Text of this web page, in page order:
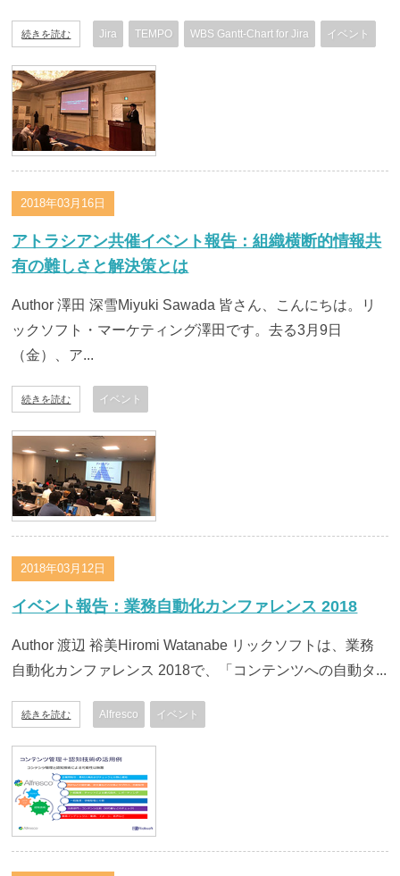
続きを読む Jira TEMPO WBS Gantt-Chart for Jira イベント
2018年03月16日
アトラシアン共催イベント報告：組織横断的情報共
有の難しさと解決策とは
Author 澤田 深雪Miyuki Sawada 皆さん、こんにちは。リ
ックソフト・マーケティング澤田です。去る3月9日
（金）、ア...
続きを読む イベント
2018年03月12日
イベント報告：業務自動化カンファレンス 2018
Author 渡辺 裕美Hiromi Watanabe リックソフトは、業務
自動化カンファレンス 2018で、「コンテンツへの自動タ...
続きを読む Alfresco イベント